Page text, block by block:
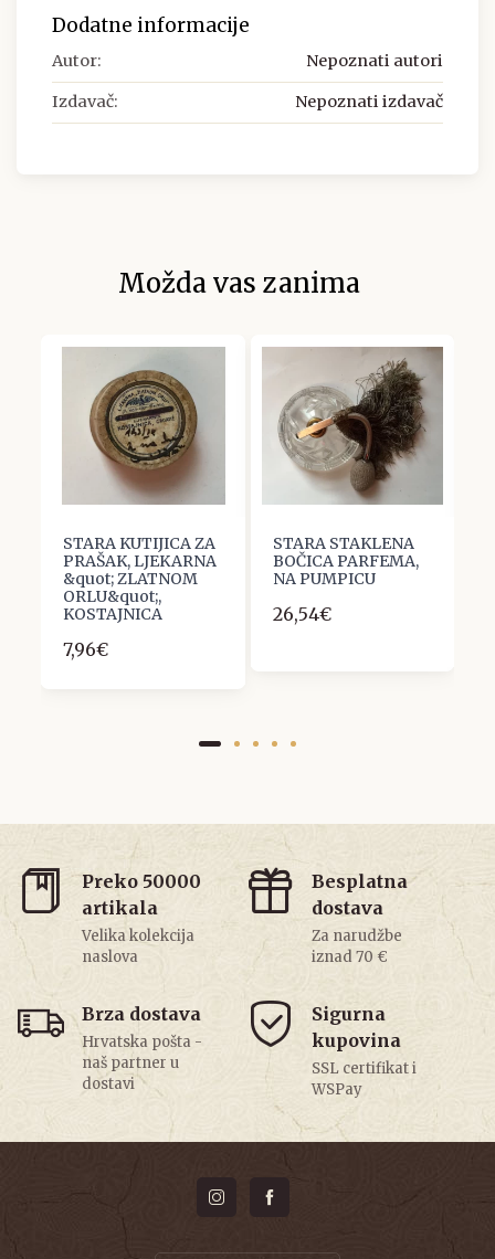
Dodatne informacije
Autor: Nepoznati autori
Izdavač: Nepoznati izdavač
Možda vas zanima
STARA KUTIJICA ZA
PRAŠAK, LJEKARNA
&quot; ZLATNOM
ORLU&quot;,
KOSTAJNICA
7,96€
STARA STAKLENA
BOČICA PARFEMA,
NA PUMPICU
26,54€
Preko 50000
artikala
Velika kolekcija
naslova
Besplatna
dostava
Za narudžbe
iznad 70 €
Brza dostava
Hrvatska pošta -
naš partner u
dostavi
Sigurna
kupovina
SSL certifikat i
WSPay